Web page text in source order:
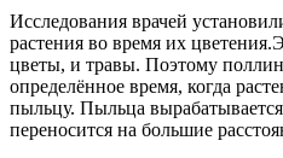
Исследования врачей
растения во время их
цветы, и травы. Поэтому
определённое время, когда
пыльцу. Пыльца
переносится на большие